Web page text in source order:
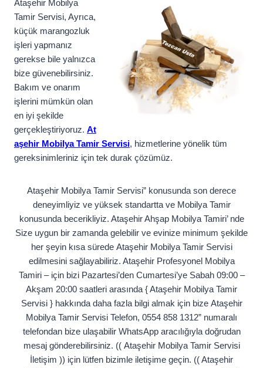
Ataşehir Mobilya
Tamir Servisi, Ayrıca,
küçük marangozluk
işleri yapmanız
gerekse bile yalnızca
bize güvenebilirsiniz.
Bakım ve onarım
işlerini mümkün olan
en iyi şekilde
gerçekleştiriyoruz. At
aşehir Mobilya Tamir Servisi, hizmetlerine yönelik tüm
gereksinimleriniz için tek durak çözümüz.
Ataşehir Mobilya Tamir Servisi” konusunda son derece
deneyimliyiz ve yüksek standartta ve Mobilya Tamir
konusunda becerikliyiz. Ataşehir Ahşap Mobilya Tamiri’ nde
Size uygun bir zamanda gelebilir ve evinize minimum şekilde
her şeyin kısa sürede Ataşehir Mobilya Tamir Servisi
edilmesini sağlayabiliriz. Ataşehir Profesyonel Mobilya
Tamiri – için bizi Pazartesi’den Cumartesi’ye Sabah 09:00 –
Akşam 20:00 saatleri arasında { Ataşehir Mobilya Tamir
Servisi } hakkında daha fazla bilgi almak için bize Ataşehir
Mobilya Tamir Servisi Telefon, 0554 858 1312” numaralı
telefondan bize ulaşabilir WhatsApp aracılığıyla doğrudan
mesaj gönderebilirsiniz. (( Ataşehir Mobilya Tamir Servisi
İletişim )) için lütfen bizimle iletişime geçin. (( Ataşehir